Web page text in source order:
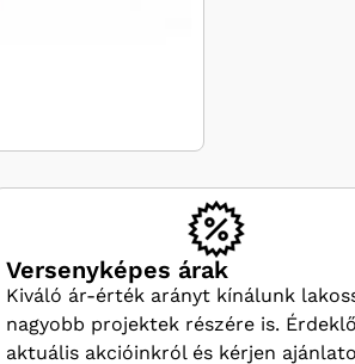
Versenyképes árak
Kiváló ár-érték arányt kínálunk
nagyobb projektek részére is.
aktuális akcióinkról és kérjen